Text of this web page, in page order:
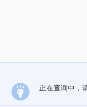
正在查询中，